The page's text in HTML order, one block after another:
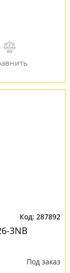
287892
3NB
Под заказ